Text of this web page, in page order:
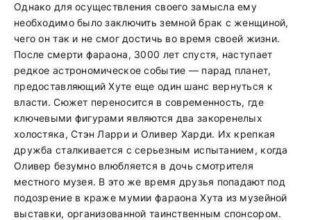
Однако для осуществления своего замысла ему
необходимо было заключить земной брак с женщиной,
чего он так и не смог достичь во время своей жизни.
После смерти фараона, 3000 лет спустя, наступает
редкое астрономическое событие — парад планет,
предоставляющий Хуте еще один шанс вернуться к
власти. Сюжет переносится в современность, где
ключевыми фигурами являются два закоренелых
холостяка, Стэн Ларри и Оливер Харди. Их крепкая
дружба сталкивается с серьезным испытанием, когда
Оливер безумно влюбляется в дочь смотрителя
местного музея. В это же время друзья попадают под
подозрение в краже мумии фараона Хута из музейной
выставки, организованной таинственным спонсором.